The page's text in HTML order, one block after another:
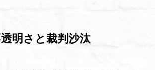
明さと裁判沙汰